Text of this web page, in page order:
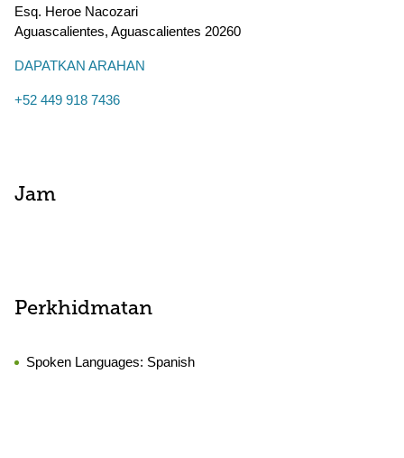
Esq. Heroe Nacozari
Aguascalientes, Aguascalientes 20260
DAPATKAN ARAHAN
+52 449 918 7436
Jam
Perkhidmatan
Spoken Languages: Spanish